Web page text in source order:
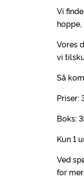
Vi
Vores
vi
Så
Priser:
Boks:
Kun 1
Ved
for